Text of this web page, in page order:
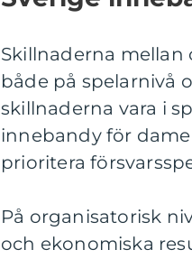
Skillnaderna mellan
både på spelarnivå
skillnaderna vara i
innebandy för
prioritera
På organisatorisk
och ekonomiska